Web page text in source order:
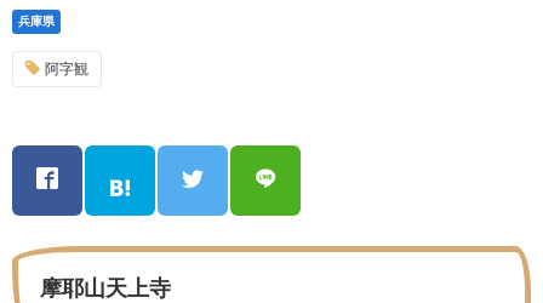
兵庫県
阿字観
摩耶山天上寺